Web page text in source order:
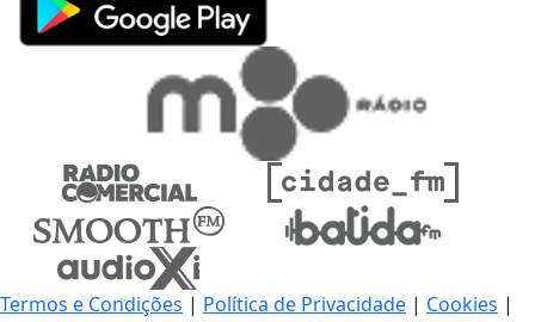
Termos e Condições | Política de Privacidade | Cookies |